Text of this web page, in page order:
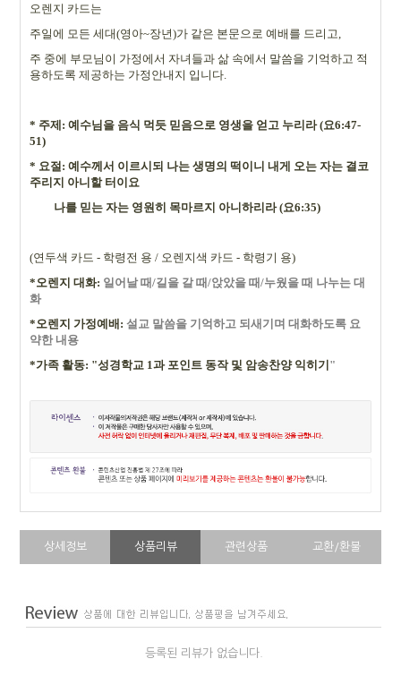
오렌지 카드는
주일에 모든 세대(영아~장년)가 같은 본문으로 예배를 드리고
주 중에 부모님이 가정에서 자녀들과 삶 속에서 말씀을 기억하고 적
용하도록 제공하는 가정안내지 입니다
* 주제: 예수님을 음식 먹듯 믿음으로 영생을 얻고 누리라 (요6:47-
51)
* 요절: 예수께서 이르시되 나는 생명의 떡이니 내게 오는 자는 결코
주리지 아니할 터이요
나를 믿는 자는 영원히 목마르지 아니하리라 (요6:35)
(연두색 카드 - 학령전 용 / 오렌지색 카드 - 학령기 용)
* 오렌지 대화: 일어날 때 /길을 갈 때 /앉았을 때 /누웠을 때 나누는 대
화
* 오렌지 가정예배 : 설교 말씀을 기억하고 되새기며 대화하도록 요
약한 내용
*가족 활동: "성경학교 1과 포인트 동작 및 암송찬양 익히기 "
상세정보 상품리뷰 관련상품 교환/환불
등록된 리뷰가 없습니다.